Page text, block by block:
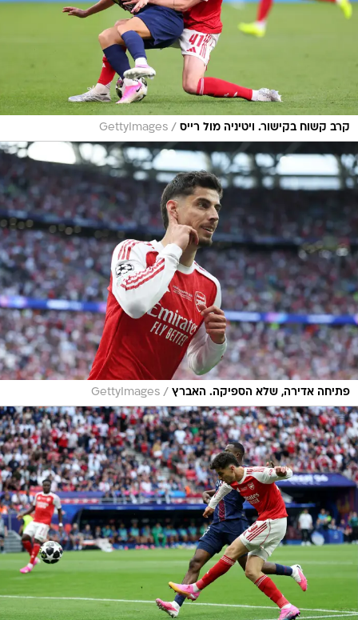
קרב קשוח בקישור. ויטיניה מול רייס /
GettyImages
פתיחה אדירה, שלא הספיקה. האברץ /
GettyImages